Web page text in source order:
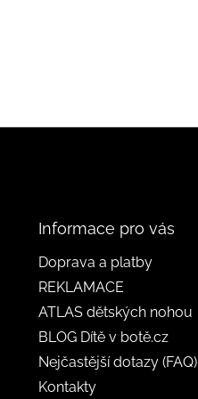
Informace pro vás
Doprava a platby
REKLAMACE
ATLAS dětských nohou
BLOG Dítě v botě.cz
Nejčastější dotazy (FAQ)
Kontakty